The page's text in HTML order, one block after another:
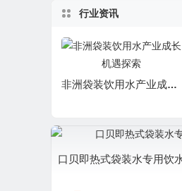
行业资讯
非洲袋装饮用水产业成长机遇探索
口贝即热式袋装水专用饮